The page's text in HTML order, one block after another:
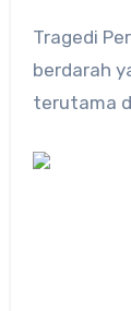
Tragedi Perang Sampit 2001 adalah insiden
berdarah
terutama